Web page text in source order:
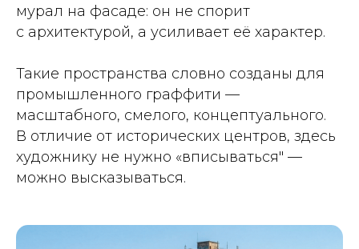
мурал на фасаде: он не спорит
с архитектурой, а усиливает её характер.
Такие пространства словно созданы для
промышленного граффити —
масштабного, смелого, концептуального.
В отличие от исторических центров, здесь
художнику не нужно «вписываться" —
можно высказываться.